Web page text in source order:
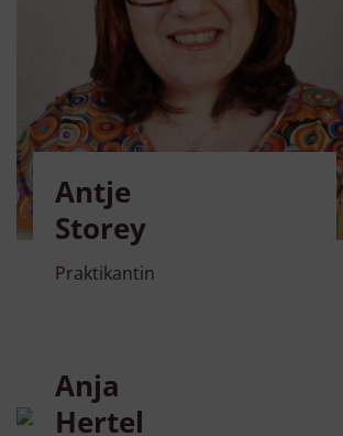
Antje
Storey
Praktikantin
Anja
Hertel